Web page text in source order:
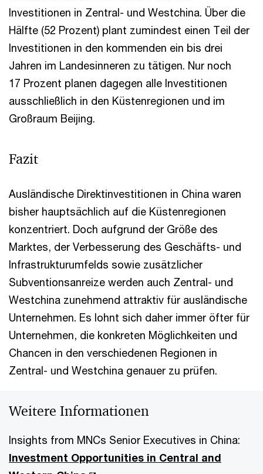
Investitionen in Zentral- und Westchina. Über die
Hälfte (52 Prozent) plant zumindest einen Teil der
Investitionen in den kommenden ein bis drei
Jahren im Landesinneren zu tätigen. Nur noch
17 Prozent planen dagegen alle Investitionen
ausschließlich in den Küstenregionen und im
Großraum Beijing.
Fazit
Ausländische Direktinvestitionen in China waren
bisher hauptsächlich auf die Küstenregionen
konzentriert. Doch aufgrund der Größe des
Marktes, der Verbesserung des Geschäfts- und
Infrastrukturumfelds sowie zusätzlicher
Subventionsanreize werden auch Zentral- und
Westchina zunehmend attraktiv für ausländische
Unternehmen. Es lohnt sich daher immer öfter für
Unternehmen, die konkreten Möglichkeiten und
Chancen in den verschiedenen Regionen in
Zentral- und Westchina genauer zu prüfen.
Weitere Informationen
Insights from MNCs Senior Executives in China:
Investment Opportunities in Central and